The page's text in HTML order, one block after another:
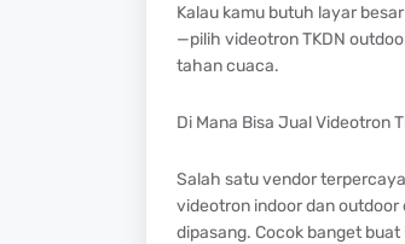
Kalau kamu butuh layar
—pilih videotron TKDN
tahan cuaca.
Di Mana Bisa Jual Videotron
Salah satu vendor
videotron indoor dan outdoor
dipasang. Cocok banget